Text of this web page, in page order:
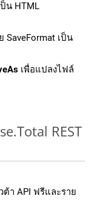
น HTML
SaveFormat เป็น
เพื่อแปลงไฟล์
REST
ต้า API ฟรีและราย